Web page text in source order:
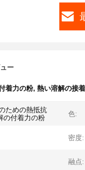
ー
着力の粉, 熱い溶解の接
ための熱抵抗
の付着力の粉
色:
密度:
融点: